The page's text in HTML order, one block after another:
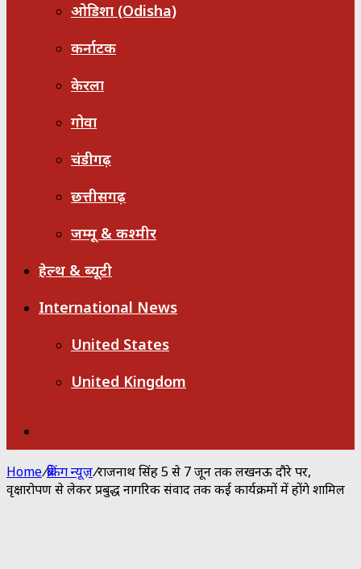
ओडिशा (Odisha)
कर्नाटक
केरला
गोवा
चंडीगढ़
छत्तीसगढ़
जम्मू & कश्मीर
हेल्थ & ब्यूटी
International News
United States
United Kingdom
for
Home/ब्रेकिंग न्यूज़/राजनाथ सिंह 5 से 7 जून तक लखनऊ दौरे पर,
वृक्षारोपण से लेकर प्रबुद्ध नागरिक संवाद तक कई कार्यक्रमों में होंगे शामिल